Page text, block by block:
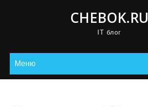
CHEBOK.RU
IT блог
Меню